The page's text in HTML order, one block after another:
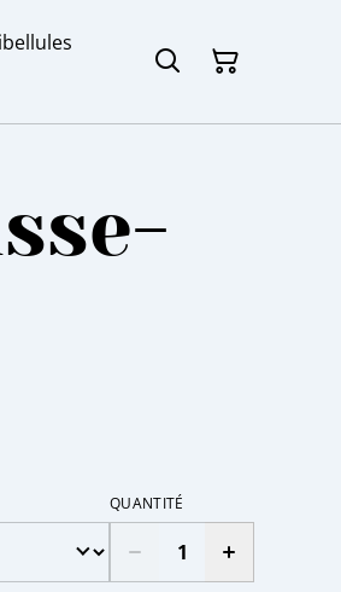
QUANTITÉ